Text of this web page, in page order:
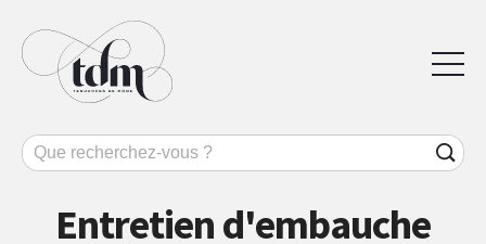
Entretien d'embauche